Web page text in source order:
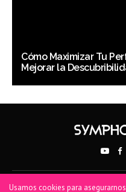
Cómo Maximizar Tu
Mejorar la
Usamos cookies para